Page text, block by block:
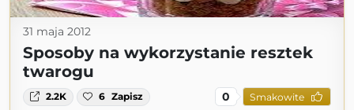
31 maja 2012
Sposoby na wykorzystanie resztek
twarogu
2.2K 6 Zapisz 0 Smakowite